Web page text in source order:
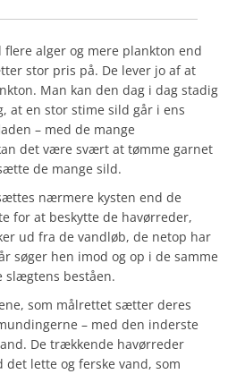
alger og mere plankton end
stor pris på. De lever jo af at
Man kan den dag i dag stadig
at en stor stime sild går i ens
– med de mange
det være svært at tømme garnet
de mange sild.
nærmere kysten end de
for at beskytte de havørreder,
ud fra de vandløb, de netop har
søger hen imod og op i de samme
slægtens beståen.
som målrettet sætter deres
– med den inderste
De trækkende havørreder
lette og ferske vand, som